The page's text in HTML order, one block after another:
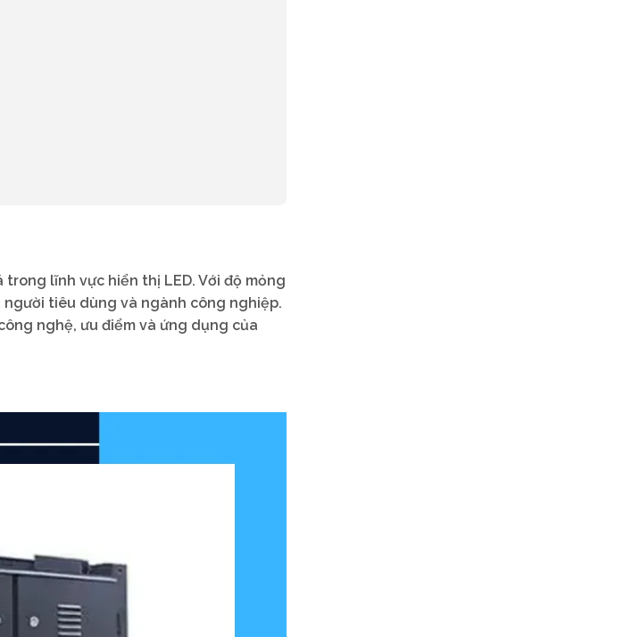
lĩnh vực hiển thị LED. Với độ mỏng
tiêu dùng và ngành công nghiệp.
nghệ, ưu điểm và ứng dụng của